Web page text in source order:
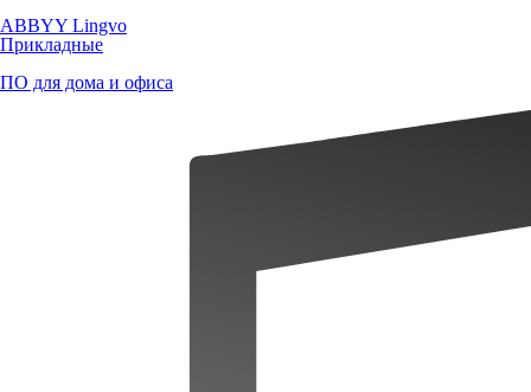
ABBYY Lingvo
Прикладные
ПО для дома и офиса